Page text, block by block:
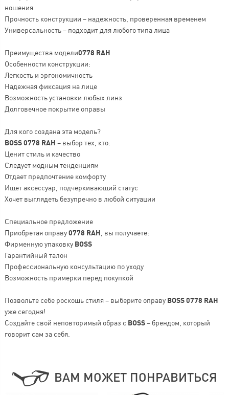
ношения
Прочность конструкции – надежность, проверенная временем
Универсальность – подходит для любого типа лица
Преимущества модели0778 RAH
Особенности конструкции:
Легкость и эргономичность
Надежная фиксация на лице
Возможность установки любых линз
Долговечное покрытие оправы
Для кого создана эта модель?
BOSS 0778 RAH – выбор тех, кто:
Ценит стиль и качество
Следует модным тенденциям
Отдает предпочтение комфорту
Ищет аксессуар, подчеркивающий статус
Хочет выглядеть безупречно в любой ситуации
Специальное предложение
Приобретая оправу0778 RAH, вы получаете:
Фирменную упаковку BOSS
Гарантийный талон
Профессиональную консультацию по уходу
Возможность примерки перед покупкой
Позвольте себе роскошь стиля – выберите оправу BOSS 0778 RAH
уже сегодня!
Создайте свой неповторимый образ с BOSS– брендом, который
говорит сам за себя.
ВАМ МОЖЕТ ПОНРАВИТЬСЯ